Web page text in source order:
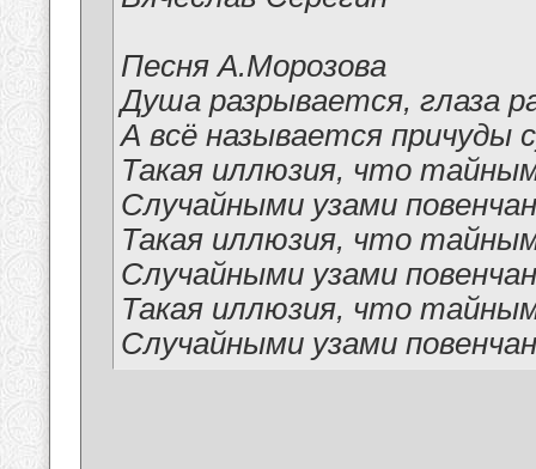
Песня А.Морозова
Душа разрывается, глаза
А всё называется причуды
Такая иллюзия, что
Случайными узами
Такая иллюзия, что
Случайными узами
Такая иллюзия, что
Случайными узами